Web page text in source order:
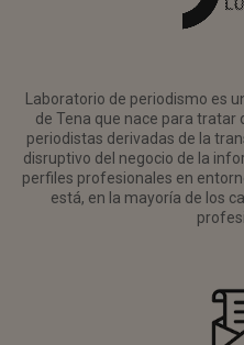
Laboratorio de periodismo es
de Tena que nace para tratar
periodistas derivadas de la
disruptivo del negocio de la
perfiles profesionales en
está, en la mayoría de los